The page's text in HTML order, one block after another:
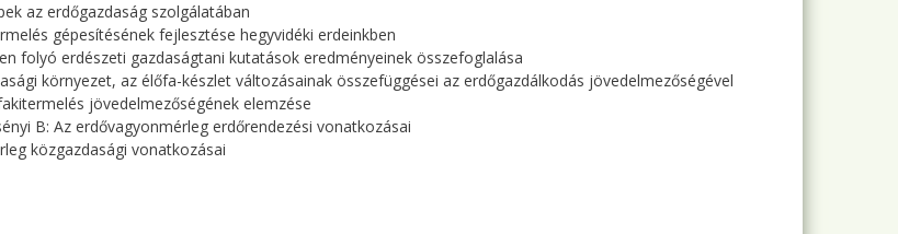
az erdőgazdaság szolgálatában
gépesítésének fejlesztése hegyvidéki erdeinkben
folyó erdészeti gazdaságtani kutatások eredményeinek összefoglalása
környezet, az élőfa-készlet változásainak összefüggései az erdőgazdálkodás jövedelmezőségével
jövedelmezőségének elemzése
B: Az erdővagyonmérleg erdőrendezési vonatkozásai
közgazdasági vonatkozásai